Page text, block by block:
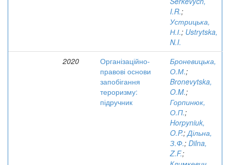
I.R.;
Устрицька,
Н.І.; Ustrytska,
N.I.
2020
Організаційно-
правові основи
запобігання
тероризму:
підручник
Броневицька,
О.М.;
Bronevytska,
O.M.;
Горпинюк,
О.П.;
Horpyniuk,
O.P.;Дільна,
З.Ф.; Dilna,
Z.F.;